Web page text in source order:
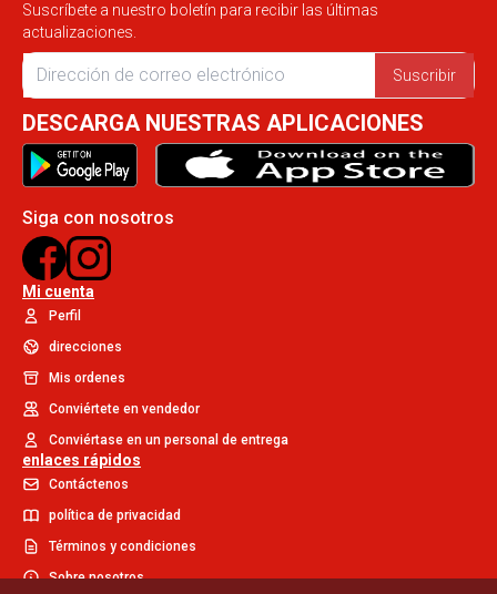
Suscríbete a nuestro boletín para recibir las últimas
actualizaciones.
Suscribir
DESCARGA NUESTRAS APLICACIONES
Siga con nosotros
Mi cuenta
Perfil
direcciones
Mis ordenes
Conviértete en vendedor
Conviértase en un personal de entrega
enlaces rápidos
Contáctenos
política de privacidad
Términos y condiciones
Sobre nosotros